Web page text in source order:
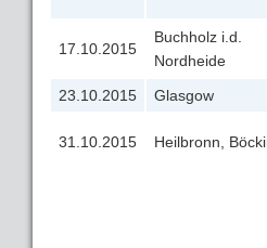
17.10.2015
Buchholz i.d.
Nordheide
23.10.2015
Glasgow
31.10.2015 Heilbronn,